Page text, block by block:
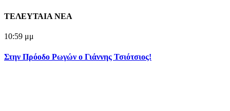
ΤΕΛΕΥΤΑΙΑ ΝΕΑ
10:59 μμ
Στην Πρόοδο Ρωγών ο Γιάννης Τσιότσιος!